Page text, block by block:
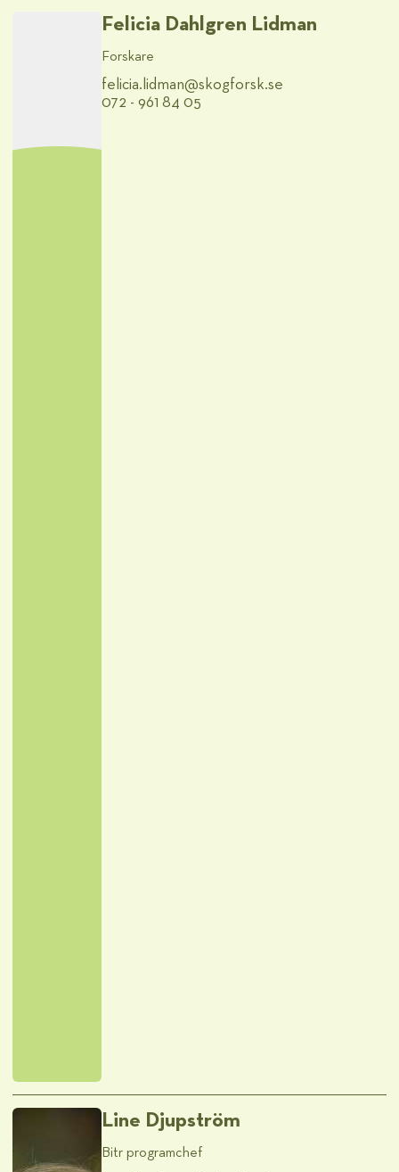
Felicia Dahlgren Lidman
Forskare
felicia.lidman@​skogforsk.se
072 - 961 84 05
Line Djupström
Bitr programchef